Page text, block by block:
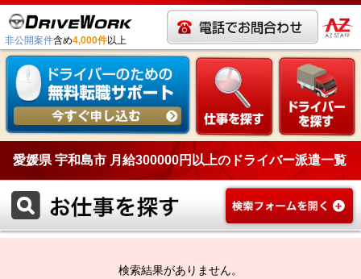
非公開案件含め4,000件以上
愛媛県 宇和島市 月給300000円以上のドライバー派遣一覧
検索結果がありません。